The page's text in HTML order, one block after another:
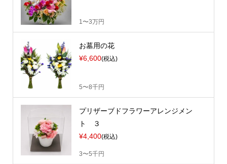
1〜3万円
お墓用の花
¥6,600(税込)
5〜8千円
プリザーブドフラワーアレンジメン
ト ３
¥4,400(税込)
3〜5千円